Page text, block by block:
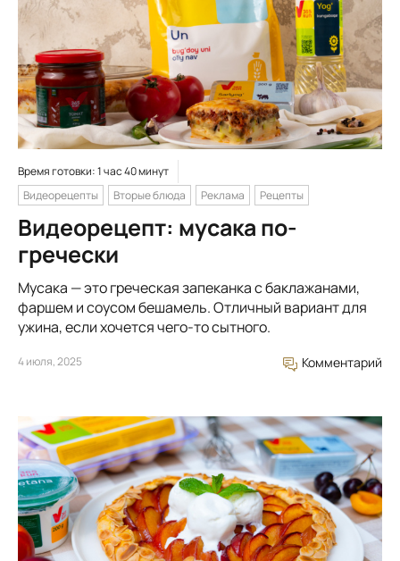
Время готовки: 1 час 40 минут
Видеорецепты
Вторые блюда Реклама Рецепты
Видеорецепт: мусака по-
гречески
Мусака — это греческая запеканка с баклажанами,
фаршем и соусом бешамель. Отличный вариант для
ужина, если хочется чего-то сытного.
4 июля, 2025 Комментарий